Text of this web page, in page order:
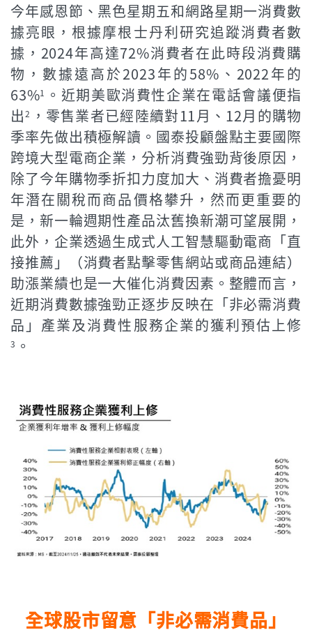
今年感恩節、黑色星期五和網路星期一消費數
據亮眼，根據摩根士丹利研究追蹤消費者數
據，2024年高達72%消費者在此時段消費購
物，數據遠高於2023年的58%、2022年的
63%1
。近期美歐消費性企業在電話會議便指
出2
，零售業者已經陸續對11月、12月的購物
季率先做出積極解讀。國泰投顧盤點主要國際
跨境大型電商企業，分析消費強勁背後原因，
除了今年購物季折扣力度加大、消費者擔憂明
年潛在關稅而商品價格攀升，然而更重要的
是，新一輪週期性產品汰舊換新潮可望展開，
此外，企業透過生成式人工智慧驅動電商「直
接推薦」（消費者點擊零售網站或商品連結）
助漲業績也是一大催化消費因素。整體而言，
近期消費數據強勁正逐步反映在「非必需消費
品」產業及消費性服務企業的獲利預估上修
3 。
全球股市留意「非必需消費品」